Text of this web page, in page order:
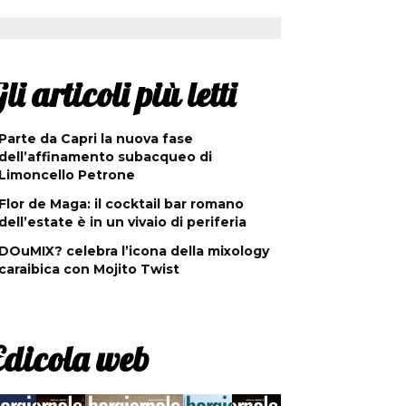
articoli più letti
da Capri la nuova fase
subacqueo di
Petrone
de Maga: il cocktail bar romano
è in un vivaio di periferia
celebra l’icona della mixology
con Mojito Twist
web